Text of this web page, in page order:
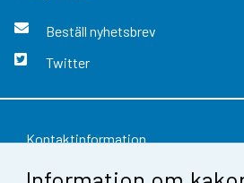
Beställ nyhetsbrev
Twitter
Kontaktinformation
Respons